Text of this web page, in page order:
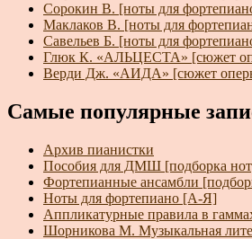
Сорокин В. [ноты для
Маклаков В. [ноты для
Савельев Б. [ноты для
Глюк К. «АЛЬЦЕСТА» [сюжет
Верди Дж. «АИДА» [сюжет
Самые популярные
Архив пианистки
Пособия для ДМШ [подборка
Фортепианные ансамбли
Ноты для фортепиано [А-Я]
Аппликатурные правила в
Шорникова М. Музыкальная